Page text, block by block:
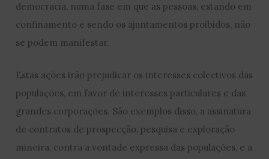
democracia, numa fase em que as pessoas, estando em
confinamento e sendo os ajuntamentos proibidos, não
se podem manifestar.
Estas ações irão prejudicar os interesses colectivos das
populações, em favor de interesses particulares e das
grandes corporações. São exemplos disso, a assinatura
de contratos de prospecção, pesquisa e exploração
mineira, contra a vontade expressa das populações, e a